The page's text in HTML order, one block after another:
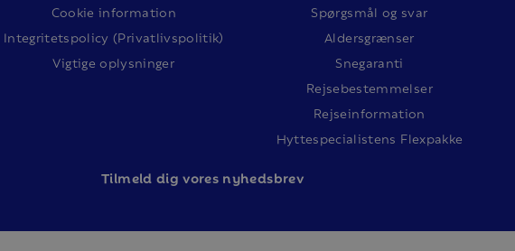
Cookie information
Integritetspolicy (Privatlivspolitik)
Vigtige oplysninger
Spørgsmål og svar
Aldersgrænser
Snegaranti
Rejsebestemmelser
Rejseinformation
Hyttespecialistens Flexpakke
Tilmeld dig vores nyhedsbrev